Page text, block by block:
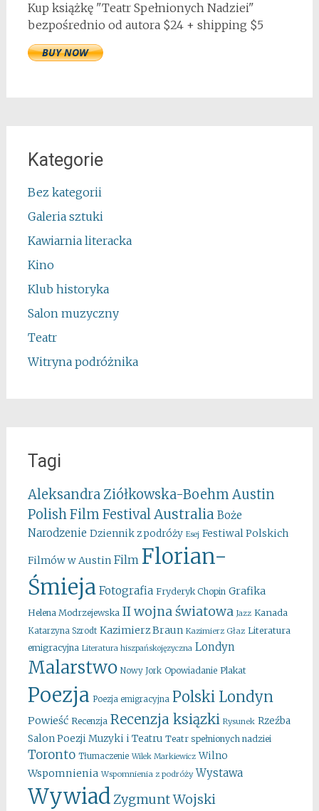
Kup książkę "Teatr Spełnionych Nadziei"
bezpośrednio od autora $24 + shipping $5
Kategorie
Bez kategorii
Galeria sztuki
Kawiarnia literacka
Kino
Klub historyka
Salon muzyczny
Teatr
Witryna podróżnika
Tagi
Aleksandra Ziółkowska-Boehm Austin
Polish Film FestivalAustralia Boże
Narodzenie Dziennik z podróży Esej Festiwal Polskich
Filmów w Austin Film Florian-
Śmieja Fotografia Fryderyk Chopin Grafika
Helena Modrzejewska II wojna światowa Jazz Kanada
Katarzyna Szrodt Kazimierz Braun Kazimierz Głaz Literatura
emigracyjna Literatura hiszpańskojęzyczna Londyn
Malarstwo Nowy Jork Opowiadanie Plakat
Poezja Poezja emigracyjna Polski Londyn
Powieść Recenzja Recenzja ksiązki Rysunek Rzeźba
Salon Poezji Muzyki i Teatru Teatr spełnionych nadziei
Toronto Tłumaczenie Wilek Markiewicz Wilno
Wspomnienia Wspomnienia z podróży Wystawa
WywiadZygmunt Wojski